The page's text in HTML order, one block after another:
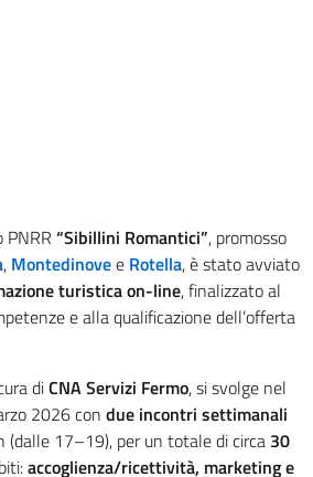
“Sibillini Romantici”, promosso
, Montedinovee Rotella, è stato avviato
turistica on-line, finalizzato al
e alla qualificazione dell’offerta
diCNA Servizi Fermo, si svolge nel
2026 con due incontri settimanali
(dalle 17–19), per un totale di circa 30
accoglienza/ricettività, marketing e